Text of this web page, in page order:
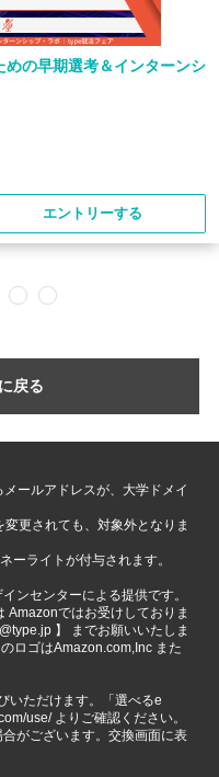
めの早期選考＆インターンシ
エントリーする
戻る
ールアドレスが、大学ドメイ
更されても、対象外となりま
ーライトが付与されます。
ンセンターによる提供です。
Amazonではお受けしておりま
】 までお願いいたしま
ロゴはAmazon.com,Inc また
いただけます。「選べるe
use/ よりご確認ください。
がございます。交換画面に表